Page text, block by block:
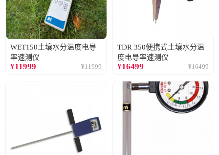
WET150土壤水分温度电导
率速测仪
¥11999 ¥11999
TDR 350便携式土壤水分温
度电导率速测仪
¥16499 ¥16499